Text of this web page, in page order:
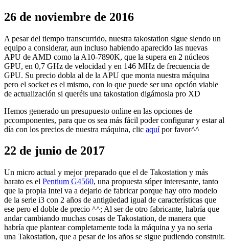
26 de noviembre de 2016
A pesar del tiempo transcurrido, nuestra takostation sigue siendo un
equipo a considerar, aun incluso habiendo aparecido las nuevas
APU de AMD como la A10-7890K, que la supera en 2 núcleos
GPU, en 0,7 GHz de velocidad y en 146 MHz de frecuencia de
GPU. Su precio dobla al de la APU que monta nuestra máquina
pero el socket es el mismo, con lo que puede ser una opción viable
de actualización si queréis una takostation digámosla pro XD
Hemos generado un presupuesto online en las opciones de
pccomponentes, para que os sea más fácil poder configurar y estar al
día con los precios de nuestra máquina, clic aquípor favor^^
22 de junio de 2017
Un micro actual y mejor preparado que el de Takostation y más
barato es el Pentium G4560, una propuesta súper interesante, tanto
que la propia Intel va a dejarlo de fabricar porque hay otro modelo
de la serie i3 con 2 años de antigüedad igual de características que
ese pero el doble de precio ^^; Al ser de otro fabricante, habría que
andar cambiando muchas cosas de Takostation, de manera que
habría que plantear completamente toda la máquina y ya no seria
una Takostation, que a pesar de los años se sigue pudiendo construir.